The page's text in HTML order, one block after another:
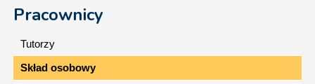
Pracownicy
Tutorzy
Skład osobowy